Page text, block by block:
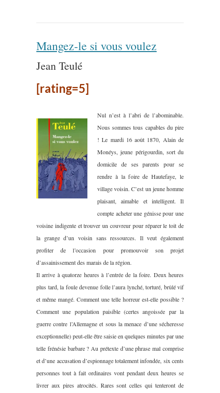
Mangez-le si vous voulez
Jean Teulé
[rating=5]
Nul n’est à l’abri de l’abominable.
Nous sommes tous capables du pire
! Le mardi 16 août 1870, Alain de
Monéys, jeune périgourdin, sort du
domicile de ses parents pour se
rendre à la foire de Hautefaye, le
village voisin. C’est un jeune homme
plaisant, aimable et intelligent. Il
compte acheter une génisse pour une
voisine indigente et trouver un couvreur pour réparer le toit de
la grange d’un voisin sans ressources. Il veut également
profiter de l’occasion pour promouvoir son projet
d’assainissement des marais de la région.
Il arrive à quatorze heures à l’entrée de la foire. Deux heures
plus tard, la foule devenue folle l’aura lynché, torturé, brûlé vif
et même mangé. Comment une telle horreur est-elle possible ?
Comment une population paisible (certes angoissée par la
guerre contre l’Allemagne et sous la menace d’une sécheresse
exceptionnelle) peut-elle être saisie en quelques minutes par une
telle frénésie barbare ? Au prétexte d’une phrase mal comprise
et d’une accusation d’espionnage totalement infondée, six cents
personnes tout à fait ordinaires vont pendant deux heures se
livrer aux pires atrocités. Rares sont celles qui tenteront de